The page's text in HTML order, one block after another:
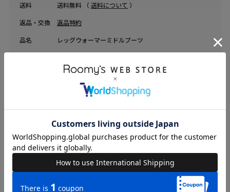
送料
送料無料 （ 送料について ）
返品・交換
返品特約
品名
レッグウォーマーミドルブーツ